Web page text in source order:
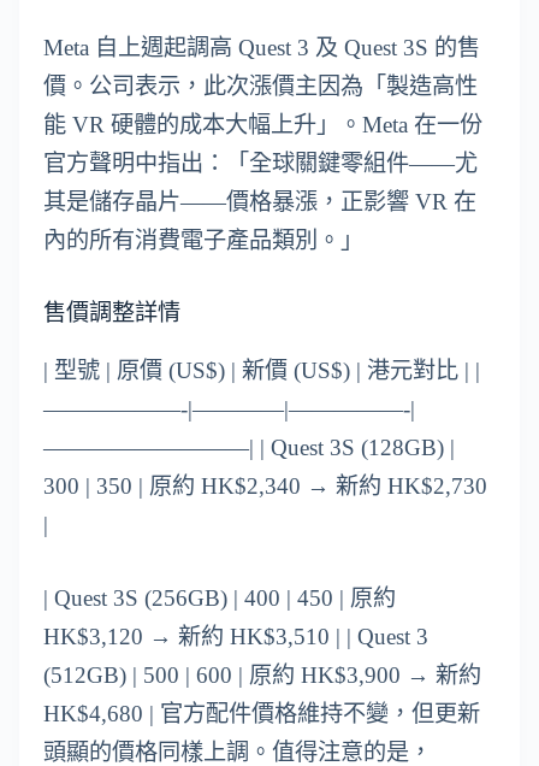
Meta 自上週起調高 Quest 3 及 Quest 3S 的售
價。公司表示，此次漲價主因為「製造高性
能 VR 硬體的成本大幅上升」。Meta 在一份
官方聲明中指出：「全球關鍵零組件——尤
其是儲存晶片——價格暴漲，正影響 VR 在
內的所有消費電子產品類別。」
售價調整詳情
| 型號 | 原價 (US$) | 新價 (US$) | 港元對比 | |
——————-|————|—————-|
—————————| | Quest 3S (128GB) |
300 | 350 | 原約 HK$2,340 → 新約 HK$2,730
|
| Quest 3S (256GB) | 400 | 450 | 原約
HK$3,120 → 新約 HK$3,510 | | Quest 3
(512GB) | 500 | 600 | 原約 HK$3,900 → 新約
HK$4,680 | 官方配件價格維持不變，但更新
頭顯的價格同樣上調。值得注意的是，